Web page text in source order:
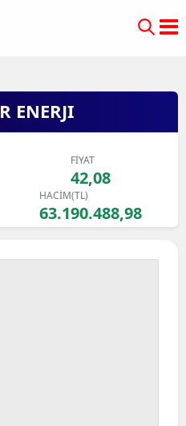
ENERJI
FİYAT
42,08
HACİM(TL)
63.190.488,98